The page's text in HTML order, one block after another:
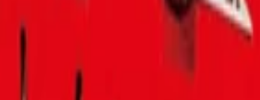
для работы с автомагнитолой.
будут всегда под рукой.
покрытием, которая делает их
ручной инструмент, соответствующий уровню